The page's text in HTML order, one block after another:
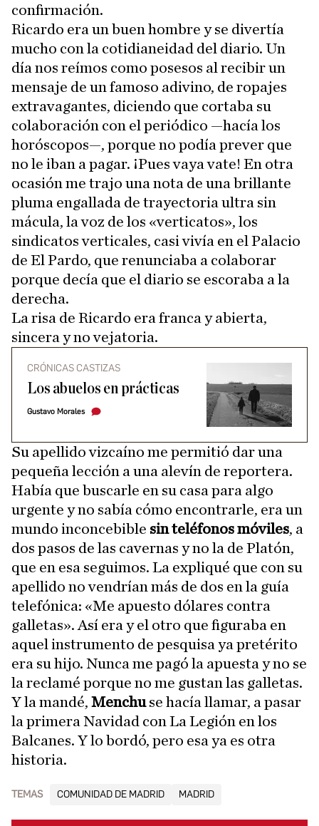
confirmación.
Ricardo era un buen hombre y se divertía
mucho con la cotidianeidad del diario. Un
día nos reímos como posesos al recibir un
mensaje de un famoso adivino, de ropajes
extravagantes, diciendo que cortaba su
colaboración con el periódico —hacía los
horóscopos—, porque no podía prever que
no le iban a pagar. ¡Pues vaya vate! En otra
ocasión me trajo una nota de una brillante
pluma engallada de trayectoria ultra sin
mácula, la voz de los «verticatos», los
sindicatos verticales, casi vivía en el Palacio
de El Pardo, que renunciaba a colaborar
porque decía que el diario se escoraba a la
derecha.
La risa de Ricardo era franca y abierta,
sincera y no vejatoria.
CRÓNICAS CASTIZAS
Los abuelos en prácticas
Gustavo Morales
Su apellido vizcaíno me permitió dar una
pequeña lección a una alevín de reportera.
Había que buscarle en su casa para algo
urgente y no sabía cómo encontrarle, era un
mundo inconcebible sin teléfonos móviles, a
dos pasos de las cavernas y no la de Platón,
que en esa seguimos. La expliqué que con su
apellido no vendrían más de dos en la guía
telefónica: «Me apuesto dólares contra
galletas». Así era y el otro que figuraba en
aquel instrumento de pesquisa ya pretérito
era su hijo. Nunca me pagó la apuesta y no se
la reclamé porque no me gustan las galletas.
Y la mandé, Menchuse hacía llamar, a pasar
la primera Navidad con La Legión en los
Balcanes. Y lo bordó, pero esa ya es otra
historia.
TEMAS COMUNIDAD DE MADRID MADRID